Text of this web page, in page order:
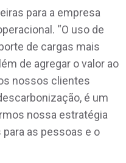
para a empresa
“O uso de
de cargas mais
de agregar o valor ao
nossos clientes
é um
nossa estratégia
as pessoas e o